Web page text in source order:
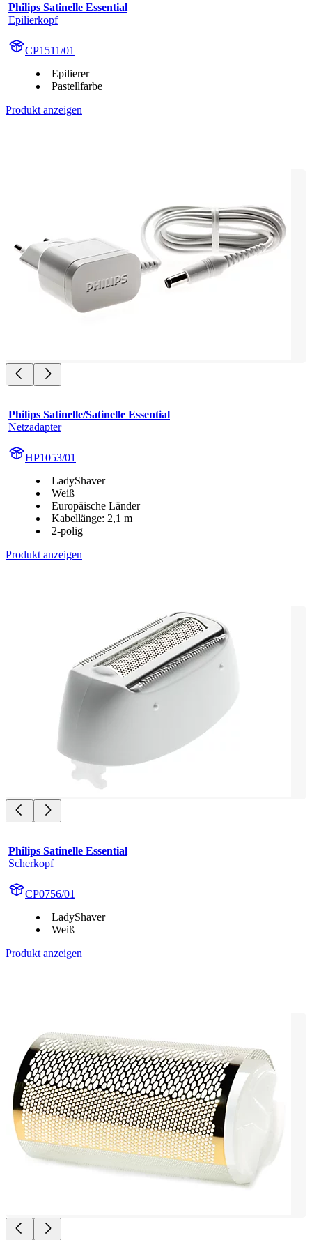
Philips Satinelle Essential
Epilierkopf
CP1511/01
Epilierer
Pastellfarbe
Produkt anzeigen
Philips Satinelle/Satinelle Essential
Netzadapter
HP1053/01
LadyShaver
Weiß
Europäische Länder
Kabellänge: 2,1 m
2-polig
Produkt anzeigen
Philips Satinelle Essential
Scherkopf
CP0756/01
LadyShaver
Weiß
Produkt anzeigen